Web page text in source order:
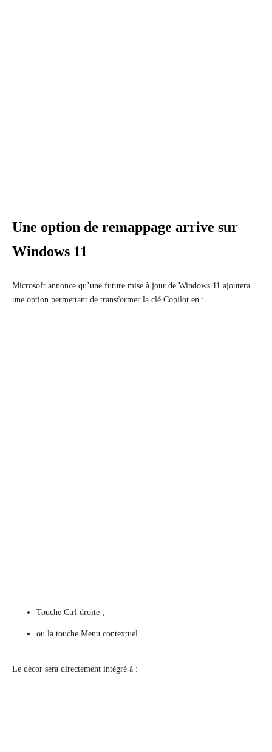
Une option de remappage arrive sur
Windows 11
Microsoft annonce qu’une future mise à jour de Windows 11 ajoutera
une option permettant de transformer la clé Copilot en :
Touche Ctrl droite ;
ou la touche Menu contextuel.
Le décor sera directement intégré à :